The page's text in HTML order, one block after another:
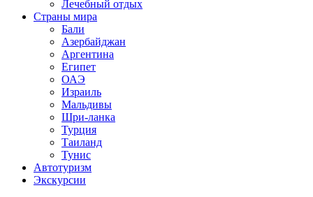
Лечебный отдых
Страны мира
Бали
Азербайджан
Аргентина
Египет
ОАЭ
Израиль
Мальдивы
Шри-ланка
Турция
Таиланд
Тунис
Автотуризм
Экскурсии